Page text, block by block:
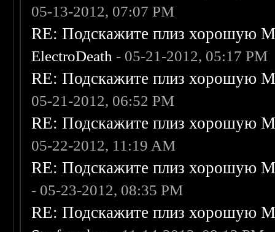
05-13-2012, 07:07 PM
RE: Подскажите плиз хорошую
ElectroDeath - 05-21-2012, 05:17 PM
RE: Подскажите плиз хорошую
05-21-2012, 06:52 PM
RE: Подскажите плиз хорошую
05-22-2012, 11:19 AM
RE: Подскажите плиз хорошую
- 05-23-2012, 08:35 PM
RE: Подскажите плиз хорошую